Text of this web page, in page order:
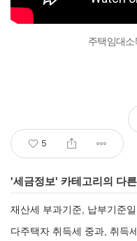
주택임대
5
'세금정보' 카테고리의 다
재산세 부과기준, 납부기준
다주택자 취득세 중과, 취득